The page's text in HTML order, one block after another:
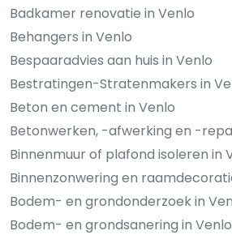
Badkamer renovatie in Venlo
Behangers in Venlo
Bespaaradvies aan huis in Venlo
Bestratingen-Stratenmakers in
Beton en cement in Venlo
Betonwerken, -afwerking en -
Binnenmuur of plafond isoleren in
Binnenzonwering en
Bodem- en grondonderzoek in
Bodem- en grondsanering in Venlo